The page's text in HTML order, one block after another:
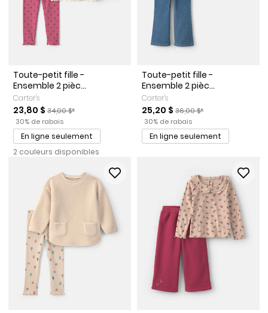
Toute-petit fille -
Ensemble 2 pièc...
Carter's
Prix de solde
23,80 $ Prix ​​de détail suggéré par le fabricant
34,00 $*
Pourcentage de rabais
30% de rabais
En ligne seulement
2 couleurs disponibles
Toute-petit fille -
Ensemble 2 pièc...
Carter's
Prix de solde
25,20 $ Prix ​​de détail suggéré par
36,00 $*
Pourcentage de rabais
30% de rabais
En ligne seulement